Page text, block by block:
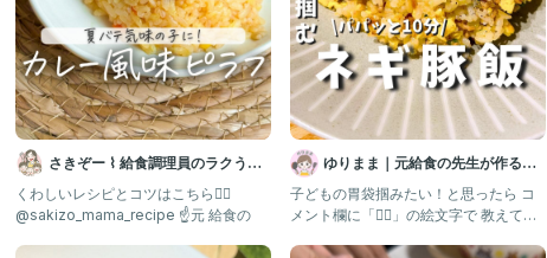
（動画みたいに真ん中で★二つをかき混ぜてから
全体に混ぜるとラク）
追記：余り物の冷やご飯は使ったけど温めてます。温めてから使ってね
🌼
♔∴∵∴♔∴∵∴♔∴∵∴♔∴∵∴♔∴∵∴♔∴∵∴♔∴∵∴♔∴∵∴♔∴∵∴♔∴∵
2歳差姉妹（1歳👶🏻3歳👧🏻）とママ👩🏻（30）
1歳〜大人まで美味しい簡単レシピ♡
@moelife_dwe
さきぞー ⌇ 給食調理員のラクうま
幼児食
くわしいレシピとコツはこちら💁‍♀️ ⁡
@sakizo_mama_recipe ☝️元 給食の
ゆりまま｜元給食の先生が作る子
ども喜ぶレシピ🧑🏻‍🍳
子どもの胃袋掴みたい！と思ったら コ
メント欄に「❤️‍🔥」の絵文字で 教えてく